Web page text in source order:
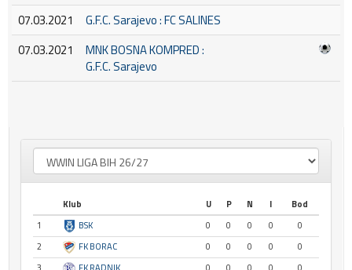
07.03.2021
G.F.C. Sarajevo : FC SALINES
07.03.2021
MNK BOSNA KOMPRED :
G.F.C. Sarajevo
Klub U P N I
Bod
1
BSK 0 0 0 0
0
2
FK BORAC 0 0 0 0
0